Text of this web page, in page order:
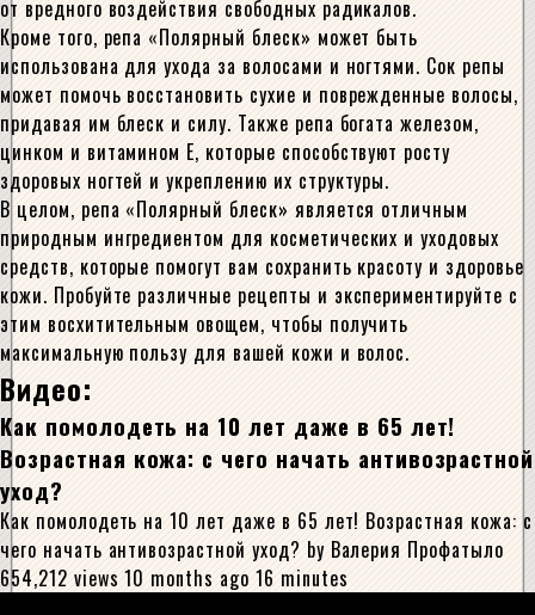
от вредного воздействия свободных радикалов.
Кроме того, репа «Полярный блеск» может быть
использована для ухода за волосами и ногтями. Сок репы
может помочь восстановить сухие и поврежденные волосы,
придавая им блеск и силу. Также репа богата железом,
цинком и витамином E, которые способствуют росту
здоровых ногтей и укреплению их структуры.
В целом, репа «Полярный блеск» является отличным
природным ингредиентом для косметических и уходовых
средств, которые помогут вам сохранить красоту и здоровье
кожи. Пробуйте различные рецепты и экспериментируйте с
этим восхитительным овощем, чтобы получить
максимальную пользу для вашей кожи и волос.
Видео:
Как помолодеть на 10 лет даже в 65 лет!
Возрастная кожа: с чего начать антивозрастной
уход?
Как помолодеть на 10 лет даже в 65 лет! Возрастная кожа: с
чего начать антивозрастной уход? by Валерия Профатыло
654,212 views 10 months ago 16 minutes